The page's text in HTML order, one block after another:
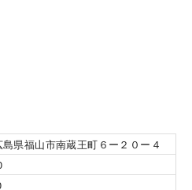
県福山市南蔵王町６ー２０ー４